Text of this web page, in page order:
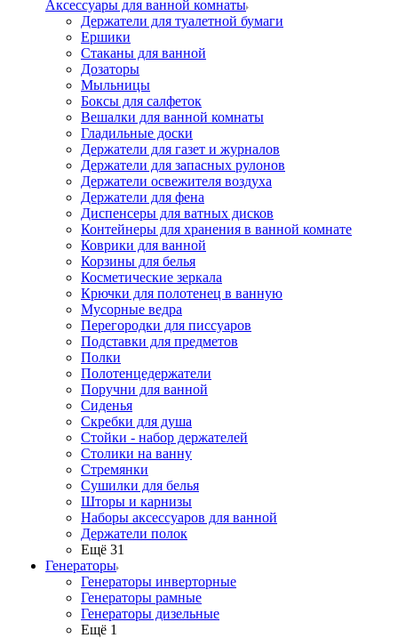
Аксессуары для ванной комнаты
Держатели для туалетной бумаги
Ершики
Стаканы для ванной
Дозаторы
Мыльницы
Боксы для салфеток
Вешалки для ванной комнаты
Гладильные доски
Держатели для газет и журналов
Держатели для запасных рулонов
Держатели освежителя воздуха
Держатели для фена
Диспенсеры для ватных дисков
Контейнеры для хранения в ванной комнате
Коврики для ванной
Корзины для белья
Косметические зеркала
Крючки для полотенец в ванную
Мусорные ведра
Перегородки для писсуаров
Подставки для предметов
Полки
Полотенцедержатели
Поручни для ванной
Сиденья
Скребки для душа
Стойки - набор держателей
Столики на ванну
Стремянки
Сушилки для белья
Шторы и карнизы
Наборы аксессуаров для ванной
Держатели полок
Ещё 31
Генераторы
Генераторы инверторные
Генераторы рамные
Генераторы дизельные
Ещё 1